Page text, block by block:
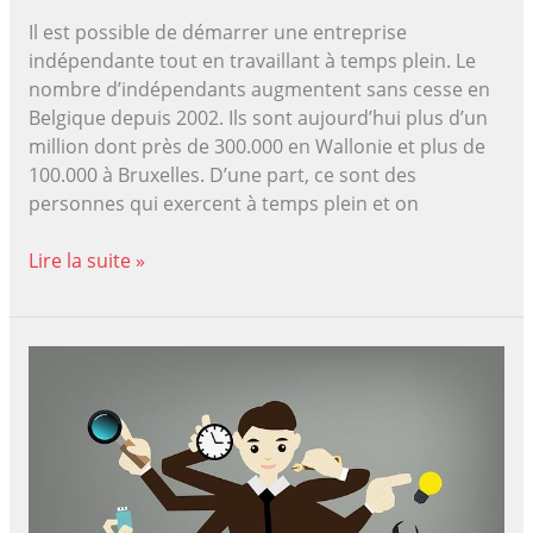
Il est possible de démarrer une entreprise
indépendante tout en travaillant à temps plein. Le
nombre d’indépendants augmentent sans cesse en
Belgique depuis 2002. Ils sont aujourd’hui plus d’un
million dont près de 300.000 en Wallonie et plus de
100.000 à Bruxelles. D’une part, ce sont des
personnes qui exercent à temps plein et on
Comment
activité
Lire la suite »